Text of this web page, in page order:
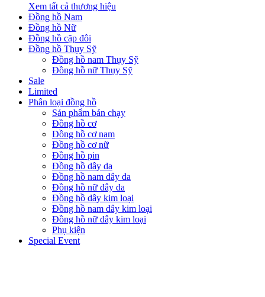
Xem tất cả thương hiệu
Đồng hồ Nam
Đồng hồ Nữ
Đồng hồ cặp đôi
Đồng hồ Thụy Sỹ
Đồng hồ nam Thụy Sỹ
Đồng hồ nữ Thụy Sỹ
Sale
Limited
Phân loại đồng hồ
Sản phẩm bán chạy
Đồng hồ cơ
Đồng hồ cơ nam
Đồng hồ cơ nữ
Đồng hồ pin
Đồng hồ dây da
Đồng hồ nam dây da
Đồng hồ nữ dây da
Đồng hồ dây kim loại
Đồng hồ nam dây kim loại
Đồng hồ nữ dây kim loại
Phụ kiện
Special Event